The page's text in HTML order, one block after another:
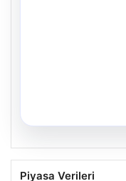
04.08.2026
Dış Mekan
Piyasa Verileri